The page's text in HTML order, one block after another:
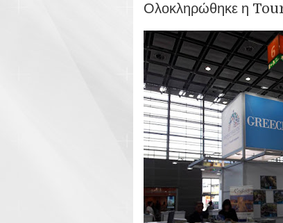
Ολοκληρώθηκε η